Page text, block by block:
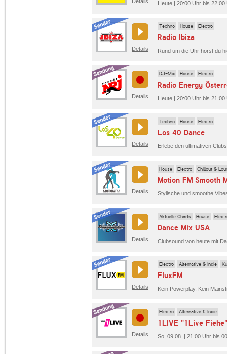
Heute | 20:00 Uhr bis 22:00
Details
Techno House Electro
Radio Ibiza
Details
DJ-Mix House Electro
Heute | 20:00 Uhr bis
Details
Techno House Electro
Los 40 Dance
Details
House Electro Chillout &
Motion FM Smooth
Stylische und smoothe
Details
Aktuelle Charts House
Dance Mix USA
Clubsound von heute mit
Details
Electro Alternative & Indie
FluxFM
Details
Electro Alternative & Indie
1LIVE "1Live Fiehe"
So, 09.08. | 21:00 Uhr bis